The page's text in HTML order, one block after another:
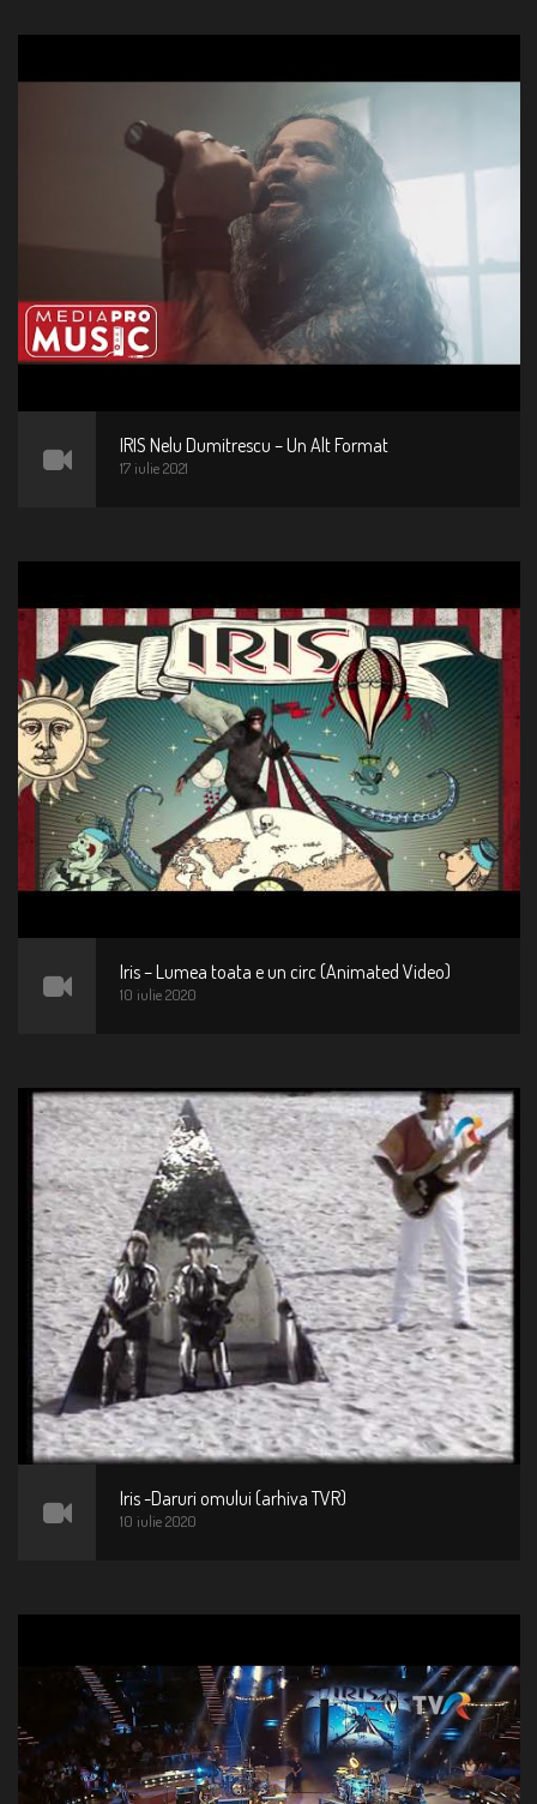
IRIS Nelu Dumitrescu – Un Alt Format
17 iulie 2021
Iris – Lumea toata e un circ (Animated Video)
10 iulie 2020
Iris -Daruri omului (arhiva TVR)
10 iulie 2020